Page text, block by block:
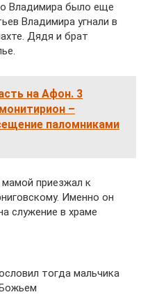
Владимира было еще
Владимира угнали в
Дядя и брат
на Афон. 3
–
паломниками
приезжал к
Именно он
служение в храме
тогда мальчика